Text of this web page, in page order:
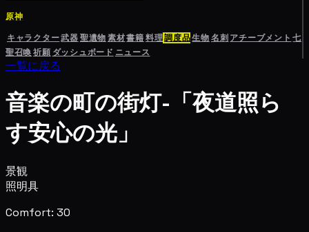
原神
キャラクター武器聖遺物素材書籍料理調度品生物名刺 アチーブメント 七
聖召喚祈願 ダッシュボード ニュース
一覧に戻る
音楽の町の街灯-「夜道照ら
す安心の光」
景観
照明具
Comfort: 30